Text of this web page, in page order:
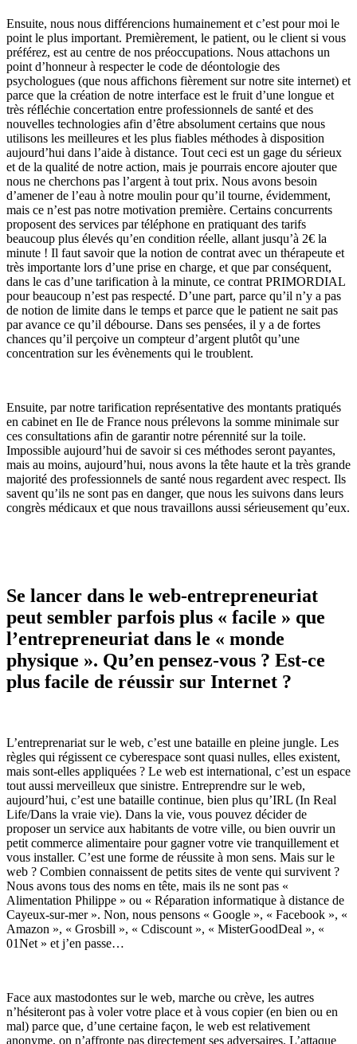
Ensuite, nous nous différencions humainement et c’est pour moi le
point le plus important. Premièrement, le patient, ou le client si vous
préférez, est au centre de nos préoccupations. Nous attachons un
point d’honneur à respecter le code de déontologie des
psychologues (que nous affichons fièrement sur notre site internet) et
parce que la création de notre interface est le fruit d’une longue et
très réfléchie concertation entre professionnels de santé et des
nouvelles technologies afin d’être absolument certains que nous
utilisons les meilleures et les plus fiables méthodes à disposition
aujourd’hui dans l’aide à distance. Tout ceci est un gage du sérieux
et de la qualité de notre action, mais je pourrais encore ajouter que
nous ne cherchons pas l’argent à tout prix. Nous avons besoin
d’amener de l’eau à notre moulin pour qu’il tourne, évidemment,
mais ce n’est pas notre motivation première. Certains concurrents
proposent des services par téléphone en pratiquant des tarifs
beaucoup plus élevés qu’en condition réelle, allant jusqu’à 2€ la
minute ! Il faut savoir que la notion de contrat avec un thérapeute et
très importante lors d’une prise en charge, et que par conséquent,
dans le cas d’une tarification à la minute, ce contrat PRIMORDIAL
pour beaucoup n’est pas respecté. D’une part, parce qu’il n’y a pas
de notion de limite dans le temps et parce que le patient ne sait pas
par avance ce qu’il débourse. Dans ses pensées, il y a de fortes
chances qu’il perçoive un compteur d’argent plutôt qu’une
concentration sur les évènements qui le troublent.
Ensuite, par notre tarification représentative des montants pratiqués
en cabinet en Ile de France nous prélevons la somme minimale sur
ces consultations afin de garantir notre pérennité sur la toile.
Impossible aujourd’hui de savoir si ces méthodes seront payantes,
mais au moins, aujourd’hui, nous avons la tête haute et la très grande
majorité des professionnels de santé nous regardent avec respect. Ils
savent qu’ils ne sont pas en danger, que nous les suivons dans leurs
congrès médicaux et que nous travaillons aussi sérieusement qu’eux.
Se lancer dans le web-entrepreneuriat
peut sembler parfois plus « facile » que
l’entrepreneuriat dans le « monde
physique ». Qu’en pensez-vous ? Est-ce
plus facile de réussir sur Internet ?
L’entreprenariat sur le web, c’est une bataille en pleine jungle. Les
règles qui régissent ce cyberespace sont quasi nulles, elles existent,
mais sont-elles appliquées ? Le web est international, c’est un espace
tout aussi merveilleux que sinistre. Entreprendre sur le web,
aujourd’hui, c’est une bataille continue, bien plus qu’IRL (In Real
Life/Dans la vraie vie). Dans la vie, vous pouvez décider de
proposer un service aux habitants de votre ville, ou bien ouvrir un
petit commerce alimentaire pour gagner votre vie tranquillement et
vous installer. C’est une forme de réussite à mon sens. Mais sur le
web ? Combien connaissent de petits sites de vente qui survivent ?
Nous avons tous des noms en tête, mais ils ne sont pas «
Alimentation Philippe » ou « Réparation informatique à distance de
Cayeux-sur-mer ». Non, nous pensons « Google », « Facebook », «
Amazon », « Grosbill », « Cdiscount », « MisterGoodDeal », «
01Net » et j’en passe…
Face aux mastodontes sur le web, marche ou crève, les autres
n’hésiteront pas à voler votre place et à vous copier (en bien ou en
mal) parce que, d’une certaine façon, le web est relativement
anonyme, on n’affronte pas directement ses adversaires. L’attaque